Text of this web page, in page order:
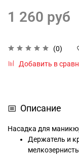
(0)
Добавить в
1 260 руб
Описание
Насадка для
Держатель и